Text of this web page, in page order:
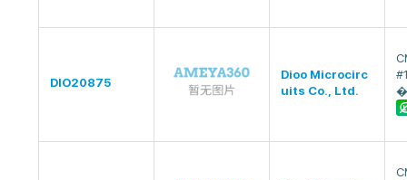
DIO20875
Dioo Microcirc
uits Co., Ltd.